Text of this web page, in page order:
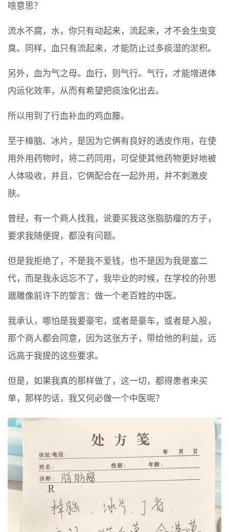
啥意思？
流水不腐，水，你只有动起来，流起来，才不会生虫变
臭。同样，血只有流起来，才能防止过多痰湿的淤积。
另外，血为气之母。血行，则气行。气行，才能增进体
内运化效率，从而有希望把痰浊化出去。
所以用到了行血补血的鸡血藤。
至于樟脑、冰片，是因为它俩有良好的透皮作用，在使
用外用药物时，将二药同用，可促使其他药物更好地被
人体吸收，并且，它俩配合在一起外用，并不刺激皮
肤。
曾经，有一个商人找我，说要买我这张脂肪瘤的方子，
要求我随便提，都没有问题。
但是我拒绝了，不是我不爱钱，也不是因为我是富二
代，而是我永远忘不了，我毕业的时候，在学校的孙思
邈雕像前许下的誓言：做一个老百姓的中医。
我承认，哪怕是我要豪宅，或者是豪车，或者是入股，
那个商人都会同意，因为这张方子，带给他的利益，远
远高于我提的这些要求。
但是，如果我真的那样做了，这一切，都得患者来买
单，那样的话，我又何必做一个中医呢？